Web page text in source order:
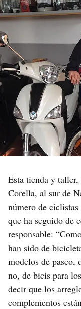
Esta tienda y
Corella, al sur de
número de
que ha seguido de
responsable:
han sido de
modelos de paseo,
no, de bicis para
decir que los
complementos